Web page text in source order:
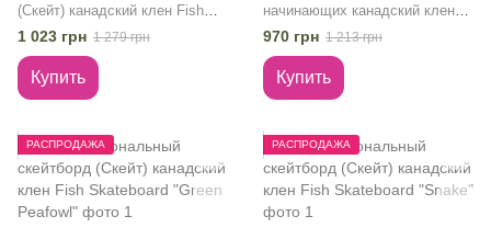
(Скейт) канадский клен Fish
Skateboard "Eye DMF"
1 023 грн 1 279 грн
Купить
начинающих канадский клен
Scale Sports "I Love Skate 2"
970 грн 1 213 грн
Купить
РАСПРОДАЖА РАСПРОДАЖА